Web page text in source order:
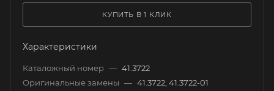
КУПИТЬ В 1 КЛИК
Характеристики
Каталожный номер — 41.3722
Оригинальные замены — 41.3722, 41.3722-01